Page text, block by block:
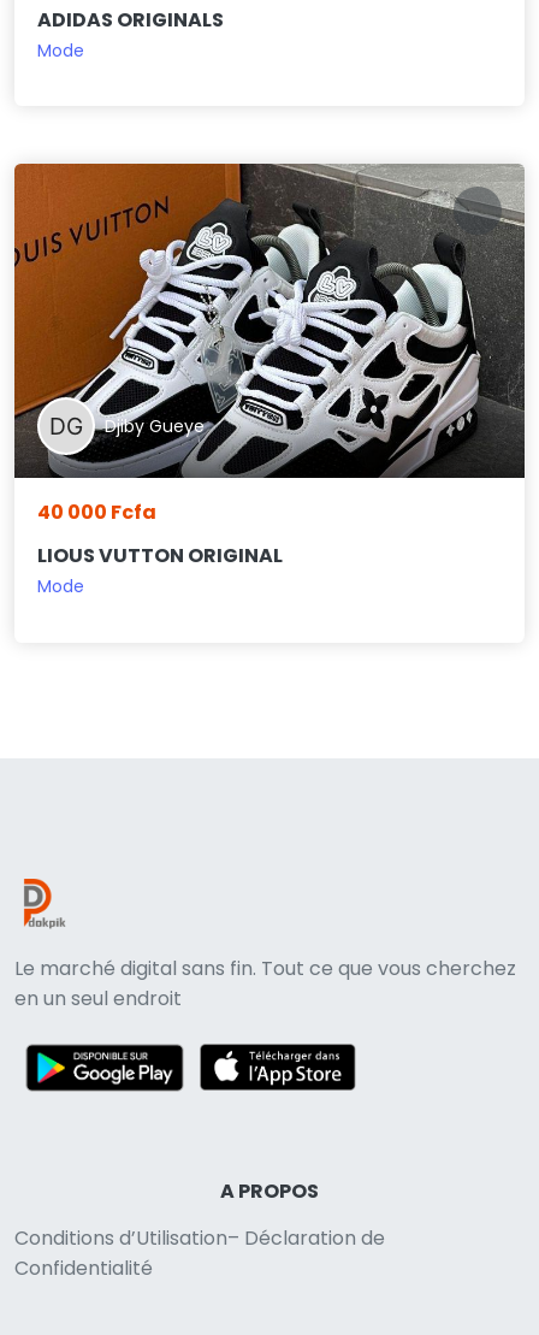
ADIDAS ORIGINALS
Mode
Djiby Gueye
40 000 Fcfa
LIOUS VUTTON ORIGINAL
Mode
Le marché digital sans fin. Tout ce que vous cherchez
en un seul endroit
A PROPOS
Conditions d’Utilisation– Déclaration de
Confidentialité